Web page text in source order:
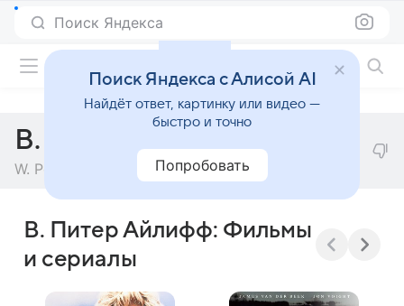
Поиск Яндекса
В. Питер Айлифф
W. Peter Iliff
В. Питер Айлифф: Фильмы
и сериалы
Поиск Яндекса с Алисой AI
Найдёт ответ, картинку или видео —
быстро и точно
Попробовать